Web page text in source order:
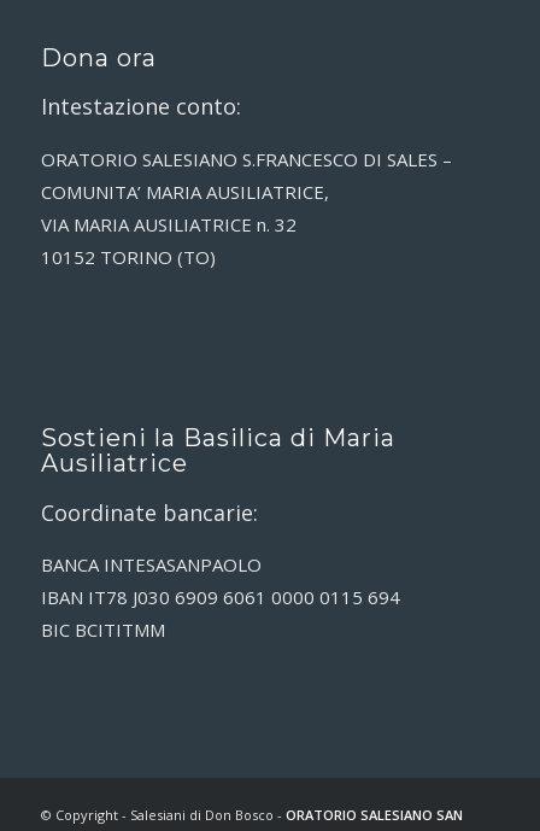
Dona ora
Intestazione conto:
ORATORIO SALESIANO S.FRANCESCO DI SALES –
COMUNITA’ MARIA AUSILIATRICE,
VIA MARIA AUSILIATRICE n. 32
10152 TORINO (TO)
Sostieni la Basilica di Maria
Ausiliatrice
Coordinate bancarie:
BANCA INTESASANPAOLO
IBAN IT78 J030 6909 6061 0000 0115 694
BIC BCITITMM
© Copyright - Salesiani di Don Bosco - ORATORIO SALESIANO SAN